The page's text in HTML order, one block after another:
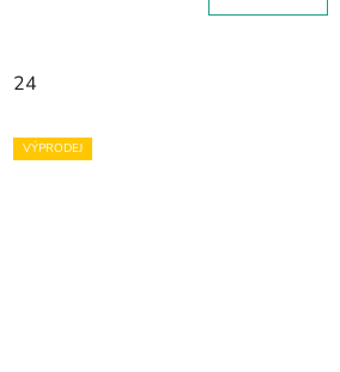
24
VÝPRODEJ